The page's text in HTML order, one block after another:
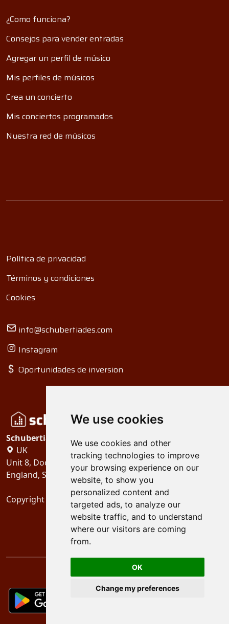
We use cookies
We use cookies and other
tracking technologies to improve
your browsing experience on our
website, to show you
personalized content and
targeted ads, to analyze our
website traffic, and to understand
where our visitors are coming
from.
OK
Change my preferences
¿Como funciona?
Consejos para vender entradas
Agregar un perfil de músico
Mis perfiles de músicos
Crea un concierto
Mis conciertos programados
Nuestra red de músicos
Política de privacidad
Términos y condiciones
Cookies
info@schubertiades.com
Instagram
Oportunidades de inversion
Schubertiades, Ltd.
UK
Unit 8, Dock Offices, Surrey Quays Road, London
England, SE16 2XU
Copyright 2024 Schubertiades, Ltd.